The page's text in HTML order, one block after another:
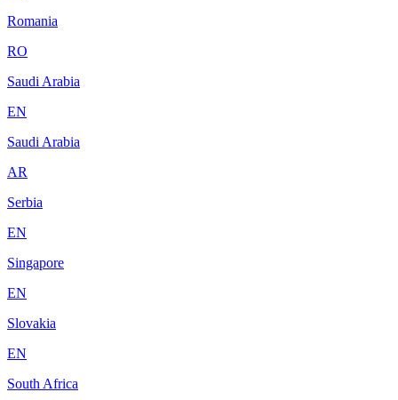
Romania
RO
Saudi Arabia
EN
Saudi Arabia
AR
Serbia
EN
Singapore
EN
Slovakia
EN
South Africa